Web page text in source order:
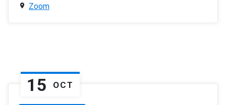
Zoom
15 OCT